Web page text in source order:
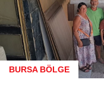
BURSA BÖLGE